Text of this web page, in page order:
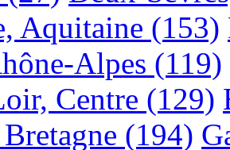
Aquitaine (153)
Alpes (119)
Centre (129)
(194)